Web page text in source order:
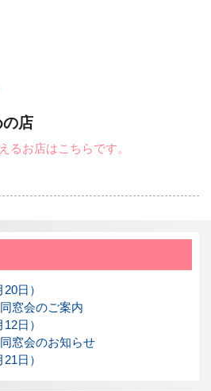
店
るお店はこちらです。
日）
窓会のご案内
日）
窓会のお知らせ
日）